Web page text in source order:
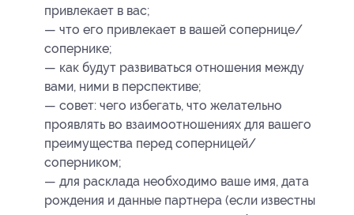
привлекает в вас;
— что его привлекает в вашей сопернице/
сопернике;
— как будут развиваться отношения между
вами, ними в перспективе;
— совет: чего избегать, что желательно
проявлять во взаимоотношениях для вашего
преимущества перед соперницей/
соперником;
— для расклада необходимо ваше имя, дата
рождения и данные партнера (если известны